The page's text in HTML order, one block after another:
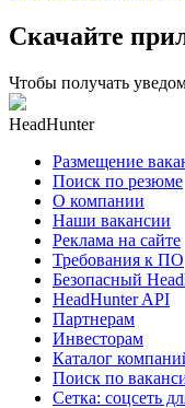
Скачайте
Чтобы получать
HeadHunter
Размещение
Поиск по резюме
О компании
Наши вакансии
Реклама на сайте
Требования к ПО
Безопасный
HeadHunter API
Партнерам
Инвесторам
Каталог
Поиск по
Сетка: соцсеть